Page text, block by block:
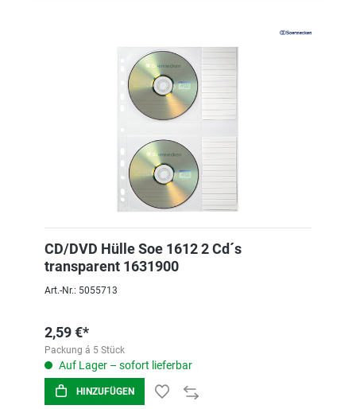
CD/DVD Hülle Soe 1612 2 Cd´s
transparent 1631900
Art.-Nr.: 5055713
2,59 €*
Packung á 5 Stück
Auf Lager – sofort lieferbar
HINZUFÜGEN